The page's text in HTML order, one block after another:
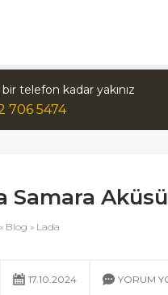
telefon kadar yakınız
706 5474
Samara
» Blog » Lada
17.10.2024 YORUM